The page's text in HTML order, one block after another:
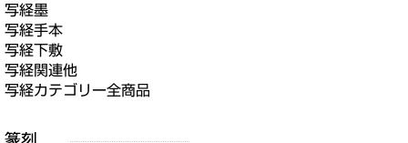
写経墨
写経手本
写経下敷
写経関連他
写経カテゴリー全商品